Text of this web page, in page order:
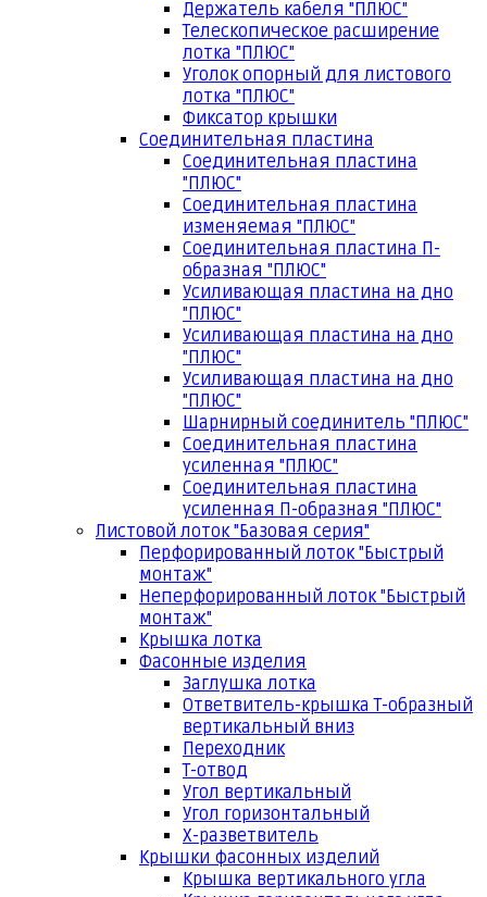
Держатель кабеля "ПЛЮС"
Телескопическое расширение
лотка "ПЛЮС"
Уголок опорный для листового
лотка "ПЛЮС"
Фиксатор крышки
Соединительная пластина
Соединительная пластина
"ПЛЮС"
Соединительная пластина
изменяемая "ПЛЮС"
Соединительная пластина П-
образная "ПЛЮС"
Усиливающая пластина на дно
"ПЛЮС"
Усиливающая пластина на дно
"ПЛЮС"
Усиливающая пластина на дно
"ПЛЮС"
Шарнирный соединитель "ПЛЮС"
Соединительная пластина
усиленная "ПЛЮС"
Соединительная пластина
усиленная П-образная "ПЛЮС"
Листовой лоток "Базовая серия"
Перфорированный лоток "Быстрый
монтаж"
Неперфорированный лоток "Быстрый
монтаж"
Крышка лотка
Фасонные изделия
Заглушка лотка
Ответвитель-крышка Т-образный
вертикальный вниз
Переходник
Т-отвод
Угол вертикальный
Угол горизонтальный
Х-разветвитель
Крышки фасонных изделий
Крышка вертикального угла